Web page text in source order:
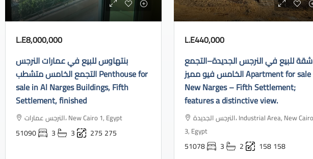
L.E8,000,000
بنتهاوس للبيع في عمارات النرجس
التجمع الخامس متشطب Penthouse for
sale in Al Narges Buildings, Fifth
Settlement, finished
النرجس عمارات، New Cairo 1, Egypt
51090 3 3 275 275
L.E440,000
شقة للبيع في النرجس الجديدة–التجمع
الخامس فيو مميز Apartment for sale in
New Narges – Fifth Settlement;
features a distinctive view.
النرجس الجديدة، Industrial Area, New Cairo
3, Egypt
51078 3 2 158158